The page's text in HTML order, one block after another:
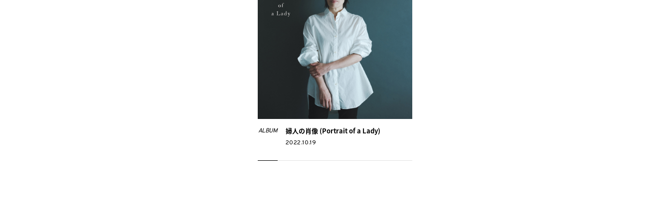
ALBUM 婦人の肖像 (Portrait of a Lady)
2022.10.19